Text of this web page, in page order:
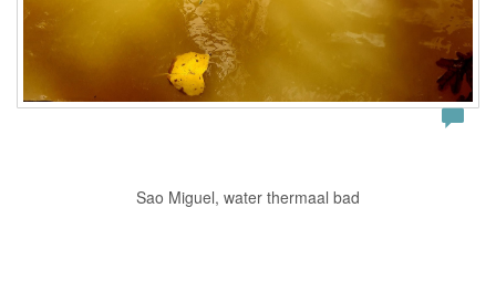
Sao Miguel, water thermaal bad